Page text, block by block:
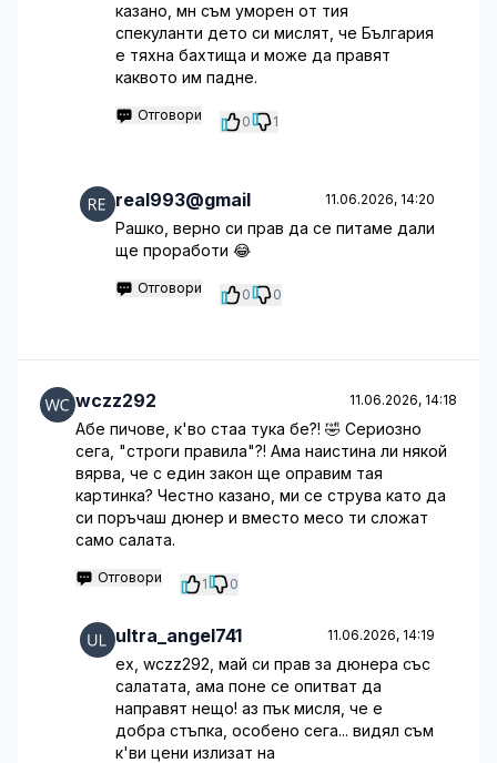
казано, мн съм уморен от тия
спекуланти дето си мислят, че България
е тяхна бахтища и може да правят
каквото им падне.
Отговори 0 1
real993@gmail 11.06.2026, 14:20
Рашко, верно си прав да се питаме дали
ще проработи 😂
Отговори 0 0
wczz292 11.06.2026, 14:18
Абе пичове, к'во стаа тука бе?! 🤣 Сериозно
сега, "строги правила"?! Ама наистина ли някой
вярва, че с един закон ще оправим тая
картинка? Честно казано, ми се струва като да
си поръчаш дюнер и вместо месо ти сложат
само салата.
Отговори 1 0
ultra_angel741 11.06.2026, 14:19
ех, wczz292, май си прав за дюнера със
салатата, ама поне се опитват да
направят нещо! аз пък мисля, че е
добра стъпка, особено сега... видял съм
к'ви цени излизат на